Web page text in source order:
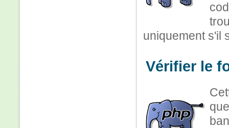
uniquement s'il
Vérifier le